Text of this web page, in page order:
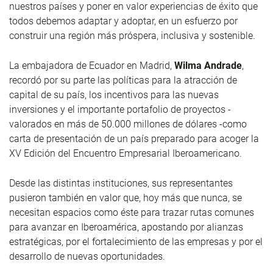
nuestros países y poner en valor experiencias de éxito que
todos debemos adaptar y adoptar, en un esfuerzo por
construir una región más próspera, inclusiva y sostenible.
La embajadora de Ecuador en Madrid, Wilma Andrade,
recordó por su parte las políticas para la atracción de
capital de su país, los incentivos para las nuevas
inversiones y el importante portafolio de proyectos -
valorados en más de 50.000 millones de dólares -como
carta de presentación de un país preparado para acoger la
XV Edición del Encuentro Empresarial Iberoamericano.
Desde las distintas instituciones, sus representantes
pusieron también en valor que, hoy más que nunca, se
necesitan espacios como éste para trazar rutas comunes
para avanzar en Iberoamérica, apostando por alianzas
estratégicas, por el fortalecimiento de las empresas y por el
desarrollo de nuevas oportunidades.